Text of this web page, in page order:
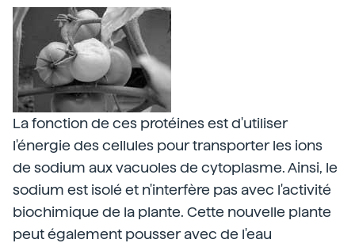
La fonction de ces protéines est d'utiliser
l'énergie des cellules pour transporter les ions
de sodium aux vacuoles de cytoplasme. Ainsi, le
sodium est isolé et n'interfère pas avec l'activité
biochimique de la plante. Cette nouvelle plante
peut également pousser avec de l'eau